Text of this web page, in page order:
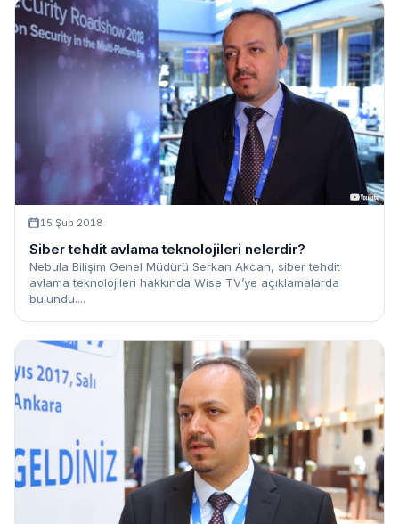
15 Şub 2018
Siber tehdit avlama teknolojileri nelerdir?
Nebula Bilişim Genel Müdürü Serkan Akcan, siber tehdit
avlama teknolojileri hakkında Wise TV’ye açıklamalarda
bulundu....